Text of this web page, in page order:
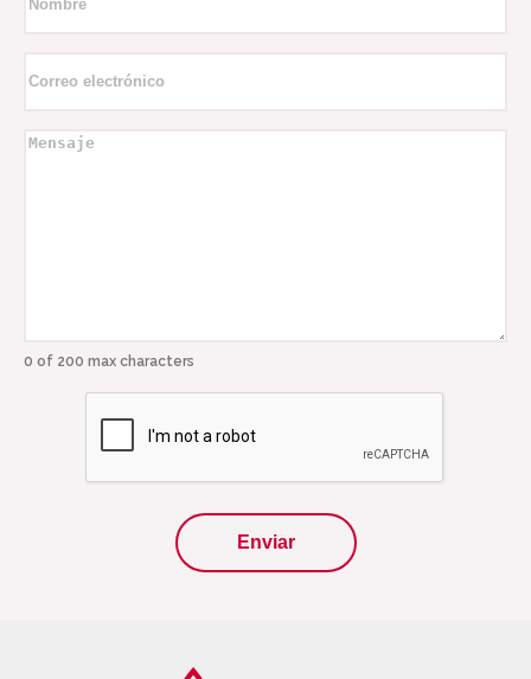
electrónico*
Mensaje
0 of 200 max characters